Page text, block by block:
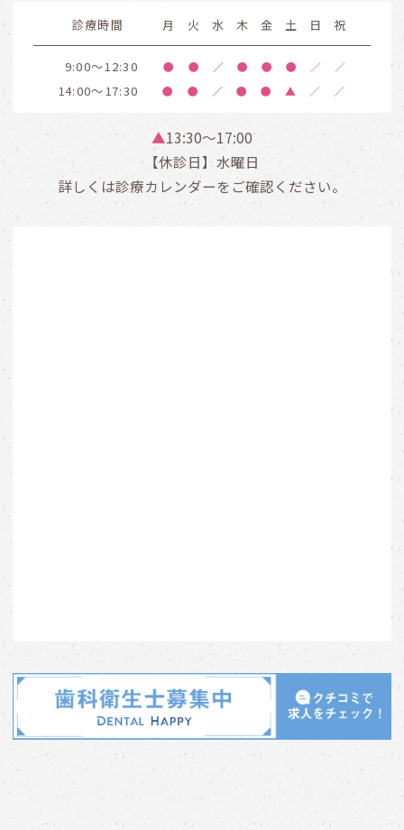
診療時間 月 火 水 木 金 土 日 祝
9:00～12:30 ● ● ／ ● ● ● ／ ／
14:00～17:30 ● ● ／ ● ● ▲ ／ ／
▲13:30〜17:00
【休診日】水曜日
詳しくは診療カレンダーをご確認ください。